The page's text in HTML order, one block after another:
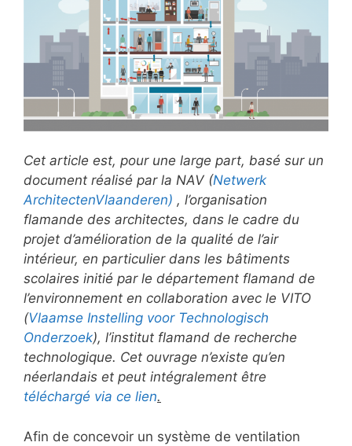
Cet article est, pour une large part, basé sur un
document réalisé par la NAV (Netwerk
ArchitectenVlaanderen) , l’organisation
flamande des architectes, dans le cadre du
projet d’amélioration de la qualité de l’air
intérieur, en particulier dans les bâtiments
scolaires initié par le département flamand de
l’environnement en collaboration avec le VITO
(Vlaamse Instelling voor Technologisch
Onderzoek), l’institut flamand de recherche
technologique. Cet ouvrage n’existe qu’en
néerlandais et peut intégralement être
téléchargé via ce lien.
Afin de concevoir un système de ventilation